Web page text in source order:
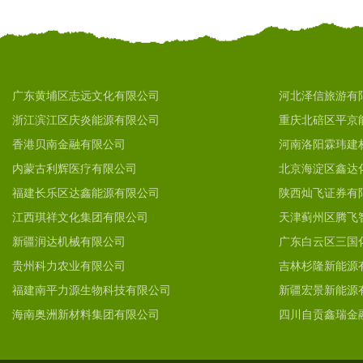
广东黄埔区志远文化有限公司
河北泽信旅游有
浙江滨江区庆炎能源有限公司
重庆北碚区平京
香港贝南金融有限公司
河南洛阳霖玮建
内蒙古利辉医疗有限公司
北京海淀区鑫达
福建长乐区达鑫能源有限公司
陕西灿飞证券有
江西琪祥文化集团有限公司
天津蓟州区腾飞
新疆润达机械有限公司
广东白云区三国
贵州科力农业有限公司
吉林杉隆新能源
福建南平力源生物科技有限公司
新疆宏景新能源
海南奥洲新材料集团有限公司
四川自贡鑫瑞金